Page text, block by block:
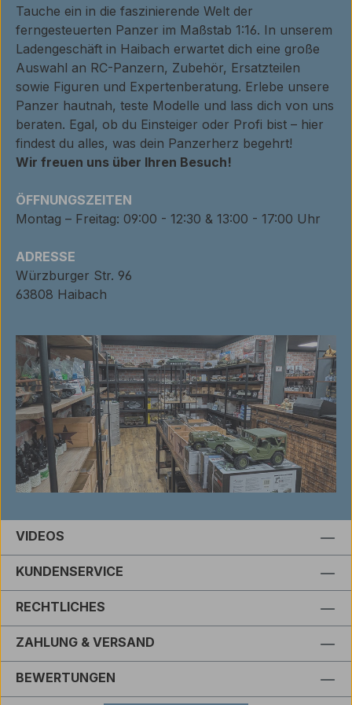
Tauche ein in die faszinierende Welt der
ferngesteuerten Panzer im Maßstab 1:16. In unserem
Ladengeschäft in Haibach erwartet dich eine große
Auswahl an RC-Panzern, Zubehör, Ersatzteilen
sowie Figuren und Expertenberatung. Erlebe unsere
Panzer hautnah, teste Modelle und lass dich von uns
beraten. Egal, ob du Einsteiger oder Profi bist – hier
findest du alles, was dein Panzerherz begehrt!
Wir freuen uns über Ihren Besuch!
ÖFFNUNGSZEITEN
Montag – Freitag: 09:00 - 12:30 & 13:00 - 17:00 Uhr
ADRESSE
Würzburger Str. 96
63808 Haibach
VIDEOS
KUNDENSERVICE
RECHTLICHES
ZAHLUNG & VERSAND
BEWERTUNGEN